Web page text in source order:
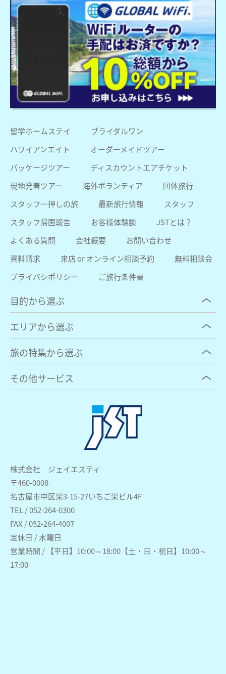
株式会社 ジェイエスティ
〒460-0008
名古屋市中区栄3-15-27いちご栄ビル4F
TEL / 052-264-0300
FAX / 052-264-4007
定休日 / 水曜日
営業時間 / 【平日】10:00～18:00【土・日・祝日】10:00～
17:00
留学ホームステイ
ブライダルワン
ハワイアンエイト
オーダーメイドツアー
パッケージツアー
ディスカウントエアチケット
現地発着ツアー
海外ボランティア
団体旅行
スタッフ一押しの旅
最新旅行情報
スタッフ
スタッフ帰国報告
お客様体験談
JSTとは？
よくある質問
会社概要
お問い合わせ
資料請求
来店 or オンライン相談予約
無料相談会
プライバシポリシー
ご旅行条件書
目的から選ぶ
エリアから選ぶ
旅の特集から選ぶ
その他サービス